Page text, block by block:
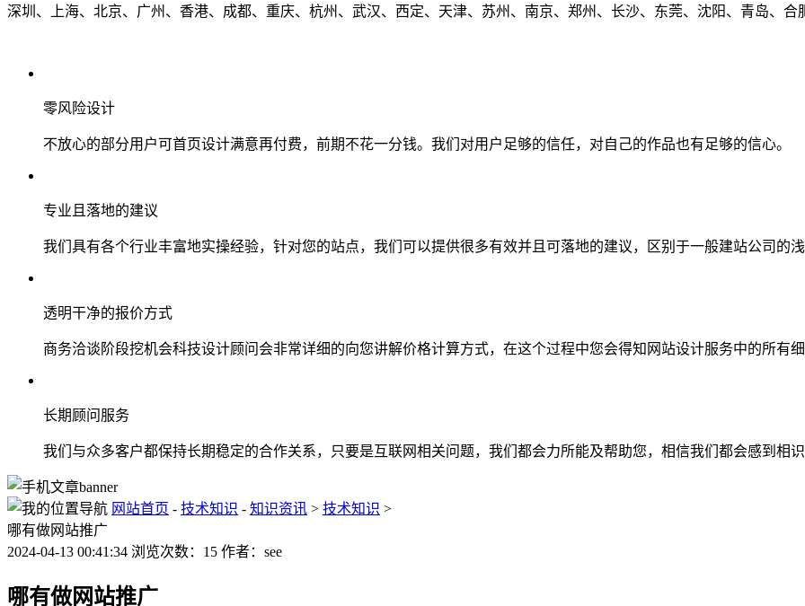
深圳、上海、北京、广州、香港、成都、重庆、杭州、武汉、西定、天津、苏州、南京、郑州、长沙、东莞、沈阳、青岛、合
零风险设计
不放心的部分用户可首页设计满意再付费，前期不花一分钱。我们对用户足够的信任，对自己的作品也有足够的信心。
专业且落地的建议
我们具有各个行业丰富地实操经验，针对您的站点，我们可以提供很多有效并且可落地的建议，区别于一般建站公司的
透明干净的报价方式
商务洽谈阶段挖机会科技设计顾问会非常详细的向您讲解价格计算方式，在这个过程中您会得知网站设计服务中的所有
长期顾问服务
我们与众多客户都保持长期稳定的合作关系，只要是互联网相关问题，我们都会力所能及帮助您，相信我们都会感到相
网站首页 - 技术知识 - 知识资讯 > 技术知识 >
哪有做网站推广
2024-04-13 00:41:34 浏览次数：15 作者：see
哪有做网站推广